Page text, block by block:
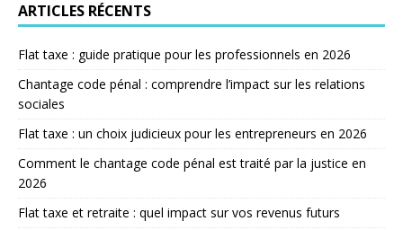
ARTICLES RÉCENTS
Flat taxe : guide pratique pour les professionnels en 2026
Chantage code pénal : comprendre l’impact sur les relations
sociales
Flat taxe : un choix judicieux pour les entrepreneurs en 2026
Comment le chantage code pénal est traité par la justice en
2026
Flat taxe et retraite : quel impact sur vos revenus futurs